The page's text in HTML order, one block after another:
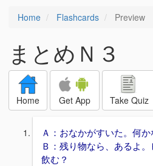
Home Flashcards Preview
まとめＮ３
Home Get App Take Quiz
Ａ：おなかがすいた。何か
Ｂ：残り物なら、あるよ。
飲む？